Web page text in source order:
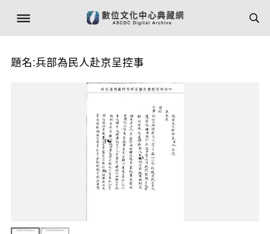
題名:兵部為民人赴京呈控事